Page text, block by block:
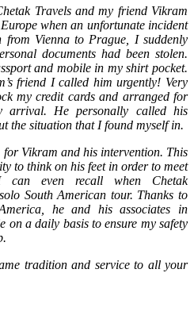
Travels and my friend Vikram
when an unfortunate incident
Vienna to Prague, I suddenly
documents had been stolen.
and mobile in my shirt pocket.
friend I called him urgently! Very
my credit cards and arranged for
He personally called his
the situation that I found myself in.
for Vikram and his intervention. This
to think on his feet in order to meet
can even recall when Chetak
South American tour. Thanks to
he and his associates in
on a daily basis to ensure my safety
tradition and service to all your